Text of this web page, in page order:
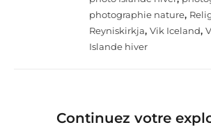
photographie nature,
Reyniskirkja, Vik Iceland,
Islande hiver
Continuez votre